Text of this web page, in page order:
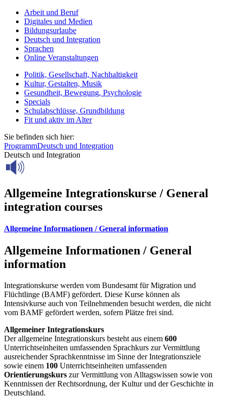
Arbeit und Beruf
Digitales und Medien
Bildungsurlaube
Deutsch und Integration
Sprachen
Online Veranstaltungen
Politik, Gesellschaft, Nachhaltigkeit
Kultur, Gestalten, Musik
Gesundheit, Bewegung, Psychologie
Specials
Schulabschlüsse, Grundbildung
Fit und aktiv im Alter
Sie befinden sich hier:
ProgrammDeutsch und Integration
Deutsch und Integration
Allgemeine Integrationskurse / General
integration courses
Allgemeine Informationen / General information
Allgemeine Informationen / General
information
Integrationskurse werden vom Bundesamt für Migration und
Flüchtlinge (BAMF) gefördert. Diese Kurse können als
Intensivkurse auch von Teilnehmenden besucht werden, die nicht
vom BAMF gefördert werden, sofern Plätze frei sind.
Allgemeiner Integrationskurs
Der allgemeine Integrationskurs besteht aus einem 600
Unterrichtseinheiten umfassenden Sprachkurs zur Vermittlung
ausreichender Sprachkenntnisse im Sinne der Integrationsziele
sowie einem 100 Unterrichtseinheiten umfassenden
Orientierungskurs zur Vermittlung von Alltagswissen sowie von
Kenntnissen der Rechtsordnung, der Kultur und der Geschichte in
Deutschland.